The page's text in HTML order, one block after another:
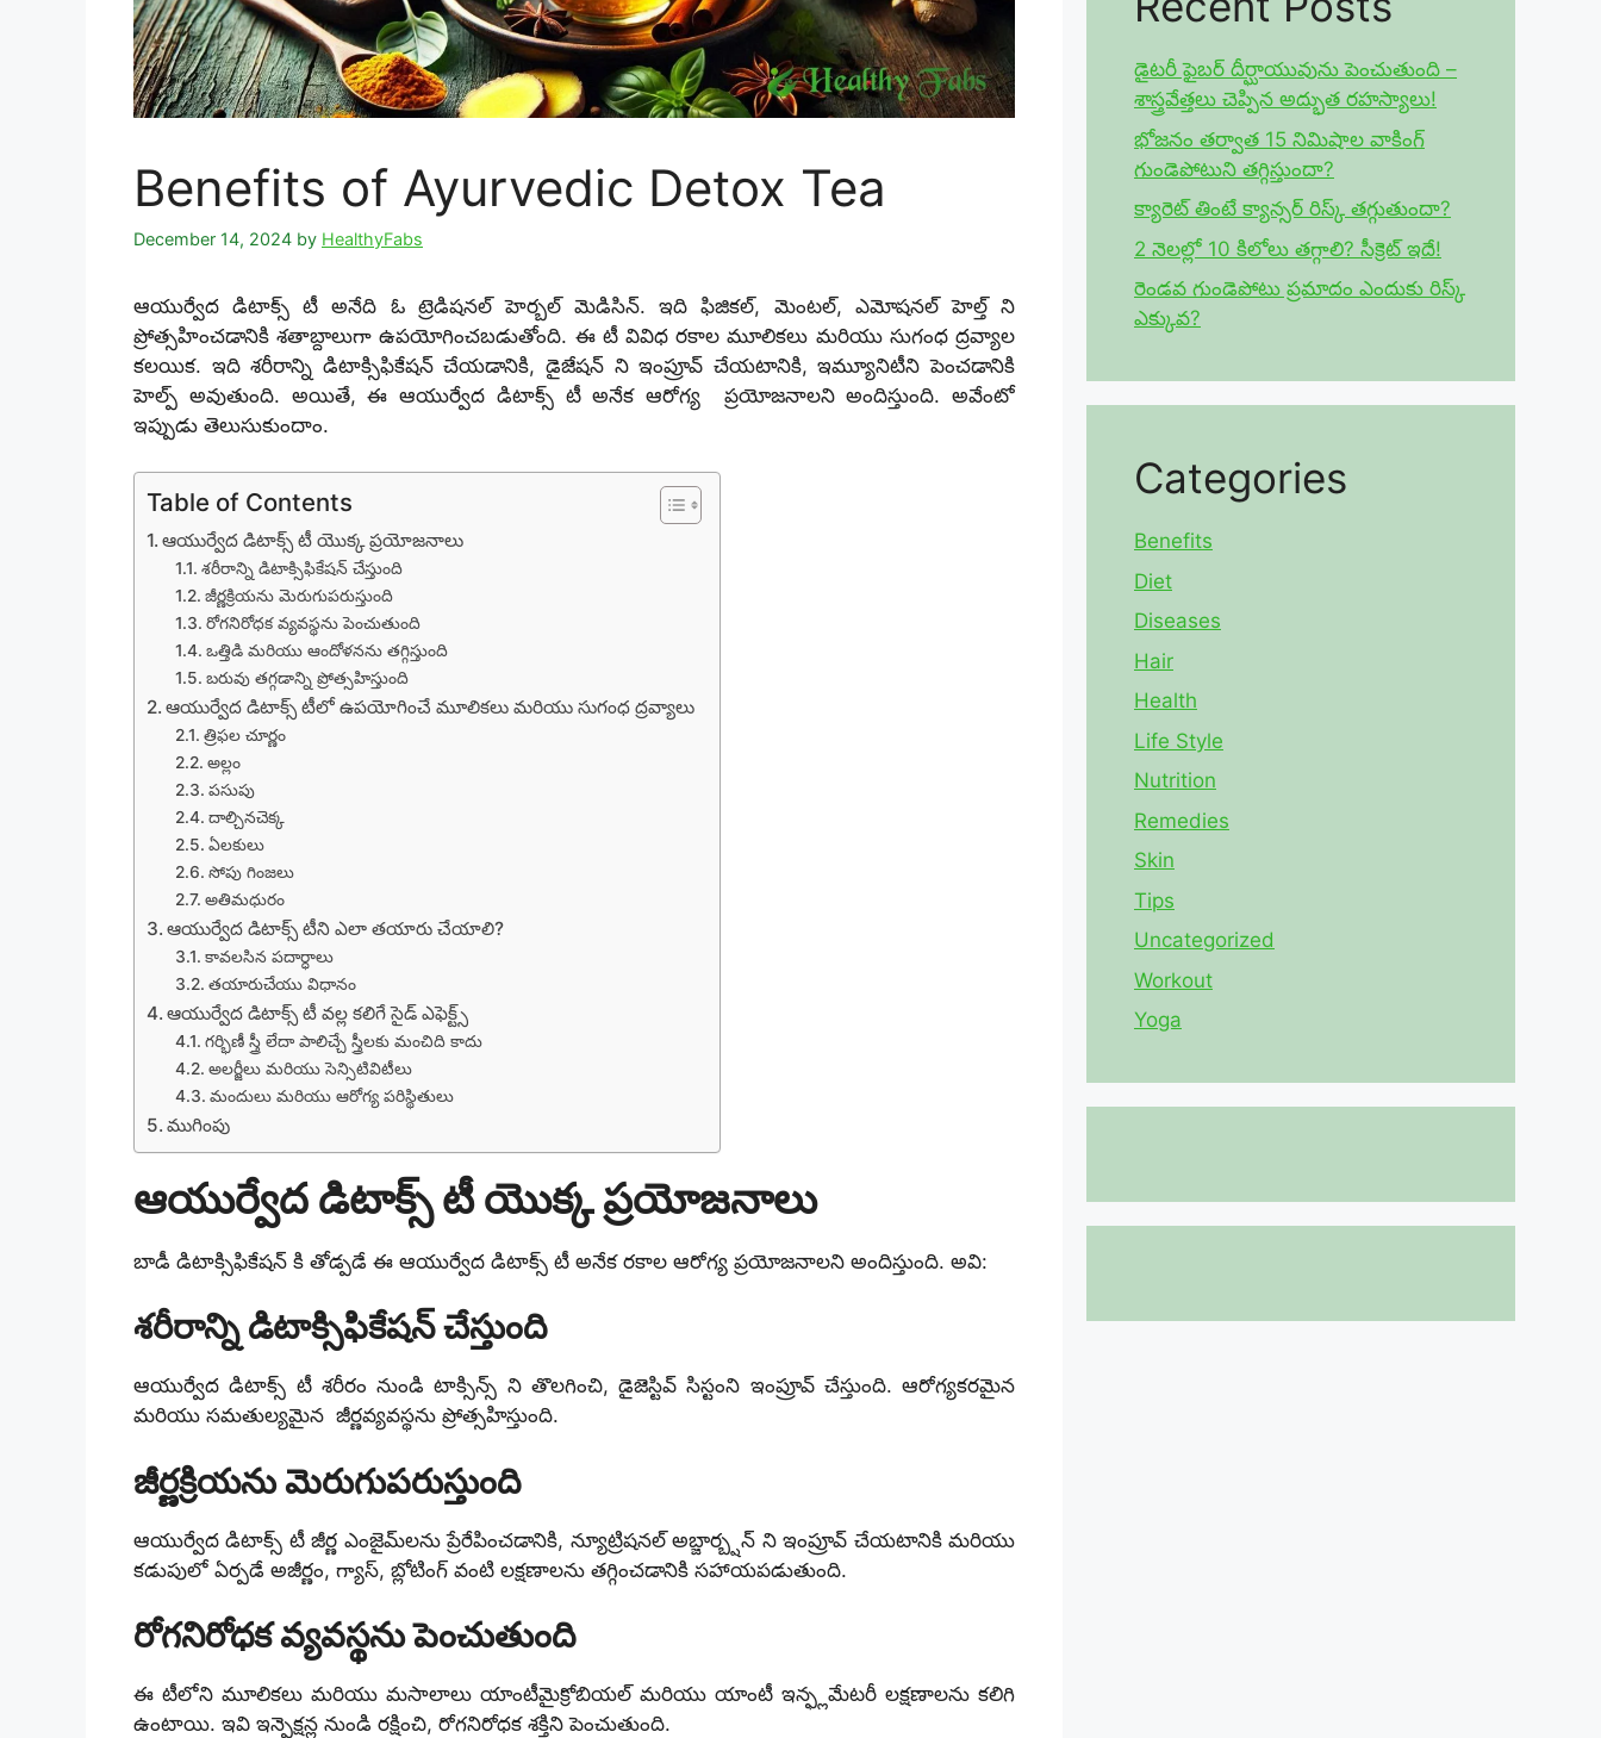
Benefits of Ayurvedic Detox Tea
December 14, 2024 by HealthyFabs
ఆయుర్వేద డిటాక్స్ టీ అనేది ఓ ట్రెడిషనల్ హెర్బల్ మెడిసిన్. ఇది ఫిజికల్, మెంటల్, ఎమోషనల్ హెల్త్ ని
ప్రోత్సహించడానికి శతాబ్దాలుగా ఉపయోగించబడుతోంది. ఈ టీ వివిధ రకాల మూలికలు మరియు సుగంధ ద్రవ్యాల
కలయిక. ఇది శరీరాన్ని డిటాక్సిఫికేషన్ చేయడానికి, డైజేషన్ ని ఇంప్రూవ్ చేయటానికి, ఇమ్యూనిటీని పెంచడానికి
హెల్ప్ అవుతుంది. అయితే, ఈ ఆయుర్వేద డిటాక్స్ టీ అనేక ఆరోగ్య ప్రయోజనాలని అందిస్తుంది. అవేంటో
ఇప్పుడు తెలుసుకుందాం.
Table of Contents
ఆయుర్వేద డిటాక్స్ టీ యొక్క ప్రయోజనాలు
శరీరాన్ని డిటాక్సిఫికేషన్ చేస్తుంది
జీర్ణక్రియను మెరుగుపరుస్తుంది
రోగనిరోధక వ్యవస్థను పెంచుతుంది
ఒత్తిడి మరియు ఆందోళనను తగ్గిస్తుంది
బరువు తగ్గడాన్ని ప్రోత్సహిస్తుంది
ఆయుర్వేద డిటాక్స్ టీలో ఉపయోగించే మూలికలు మరియు సుగంధ ద్రవ్యాలు
త్రిఫల చూర్ణం
అల్లం
పసుపు
దాల్చినచెక్క
ఏలకులు
సోపు గింజలు
అతిమధురం
ఆయుర్వేద డిటాక్స్ టీని ఎలా తయారు చేయాలి?
కావలసిన పదార్ధాలు
తయారుచేయు విధానం
ఆయుర్వేద డిటాక్స్ టీ వల్ల కలిగే సైడ్ ఎఫెక్ట్స్
గర్భిణీ స్త్రీ లేదా పాలిచ్చే స్త్రీలకు మంచిది కాదు
అలర్జీలు మరియు సెన్సిటివిటీలు
మందులు మరియు ఆరోగ్య పరిస్థితులు
ముగింపు
ఆయుర్వేద డిటాక్స్ టీ యొక్క ప్రయోజనాలు
బాడీ డిటాక్సిఫికేషన్ కి తోడ్పడే ఈ ఆయుర్వేద డిటాక్స్ టీ అనేక రకాల ఆరోగ్య ప్రయోజనాలని అందిస్తుంది. అవి:
శరీరాన్ని డిటాక్సిఫికేషన్ చేస్తుంది
ఆయుర్వేద డిటాక్స్ టీ శరీరం నుండి టాక్సిన్స్ ని తొలగించి, డైజెస్టివ్ సిస్టంని ఇంప్రూవ్ చేస్తుంది. ఆరోగ్యకరమైన
మరియు సమతుల్యమైన జీర్ణవ్యవస్థను ప్రోత్సహిస్తుంది.
జీర్ణక్రియను మెరుగుపరుస్తుంది
ఆయుర్వేద డిటాక్స్ టీ జీర్ణ ఎంజైమ్‌లను ప్రేరేపించడానికి, న్యూట్రిషనల్ అబ్జార్బ్షన్ ని ఇంప్రూవ్ చేయటానికి మరియు
కడుపులో ఏర్పడే అజీర్ణం, గ్యాస్, బ్లోటింగ్ వంటి లక్షణాలను తగ్గించడానికి సహాయపడుతుంది.
రోగనిరోధక వ్యవస్థను పెంచుతుంది
ఈ టీలోని మూలికలు మరియు మసాలాలు యాంటీమైక్రోబియల్ మరియు యాంటీ ఇన్ఫ్లమేటరీ లక్షణాలను కలిగి
ఉంటాయి. ఇవి ఇన్ఫెక్షన్ల నుండి రక్షించి, రోగనిరోధక శక్తిని పెంచుతుంది.
డైటరీ ఫైబర్ దీర్ఘాయువును పెంచుతుంది –
శాస్త్రవేత్తలు చెప్పిన అద్భుత రహస్యాలు!
భోజనం తర్వాత 15 నిమిషాల వాకింగ్
గుండెపోటుని తగ్గిస్తుందా?
క్యారెట్ తింటే క్యాన్సర్ రిస్క్ తగ్గుతుందా?
2 నెలల్లో 10 కిలోలు తగ్గాలి? సీక్రెట్ ఇదే!
రెండవ గుండెపోటు ప్రమాదం ఎందుకు రిస్క్
ఎక్కువ?
Categories
Benefits
Diet
Diseases
Hair
Health
Life Style
Nutrition
Remedies
Skin
Tips
Uncategorized
Workout
Yoga